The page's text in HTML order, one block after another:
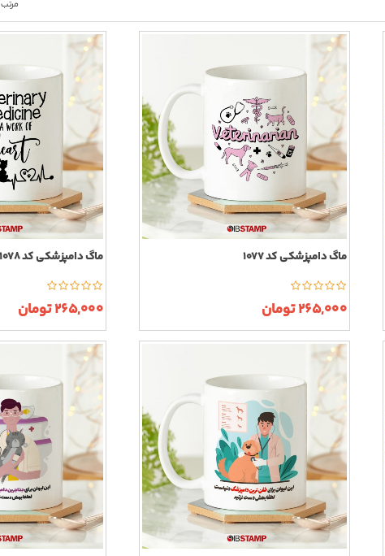
ماگ دامپزشکی کد 1077
265,000 تومان
ماگ دامپزشکی کد 1078
265,000 تومان